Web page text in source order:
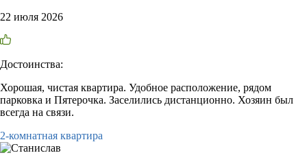
22 июля 2026
Достоинства:
Хорошая, чистая квартира. Удобное расположение, рядом
парковка и Пятерочка. Заселились дистанционно. Хозяин был
всегда на связи.
2-комнатная квартира